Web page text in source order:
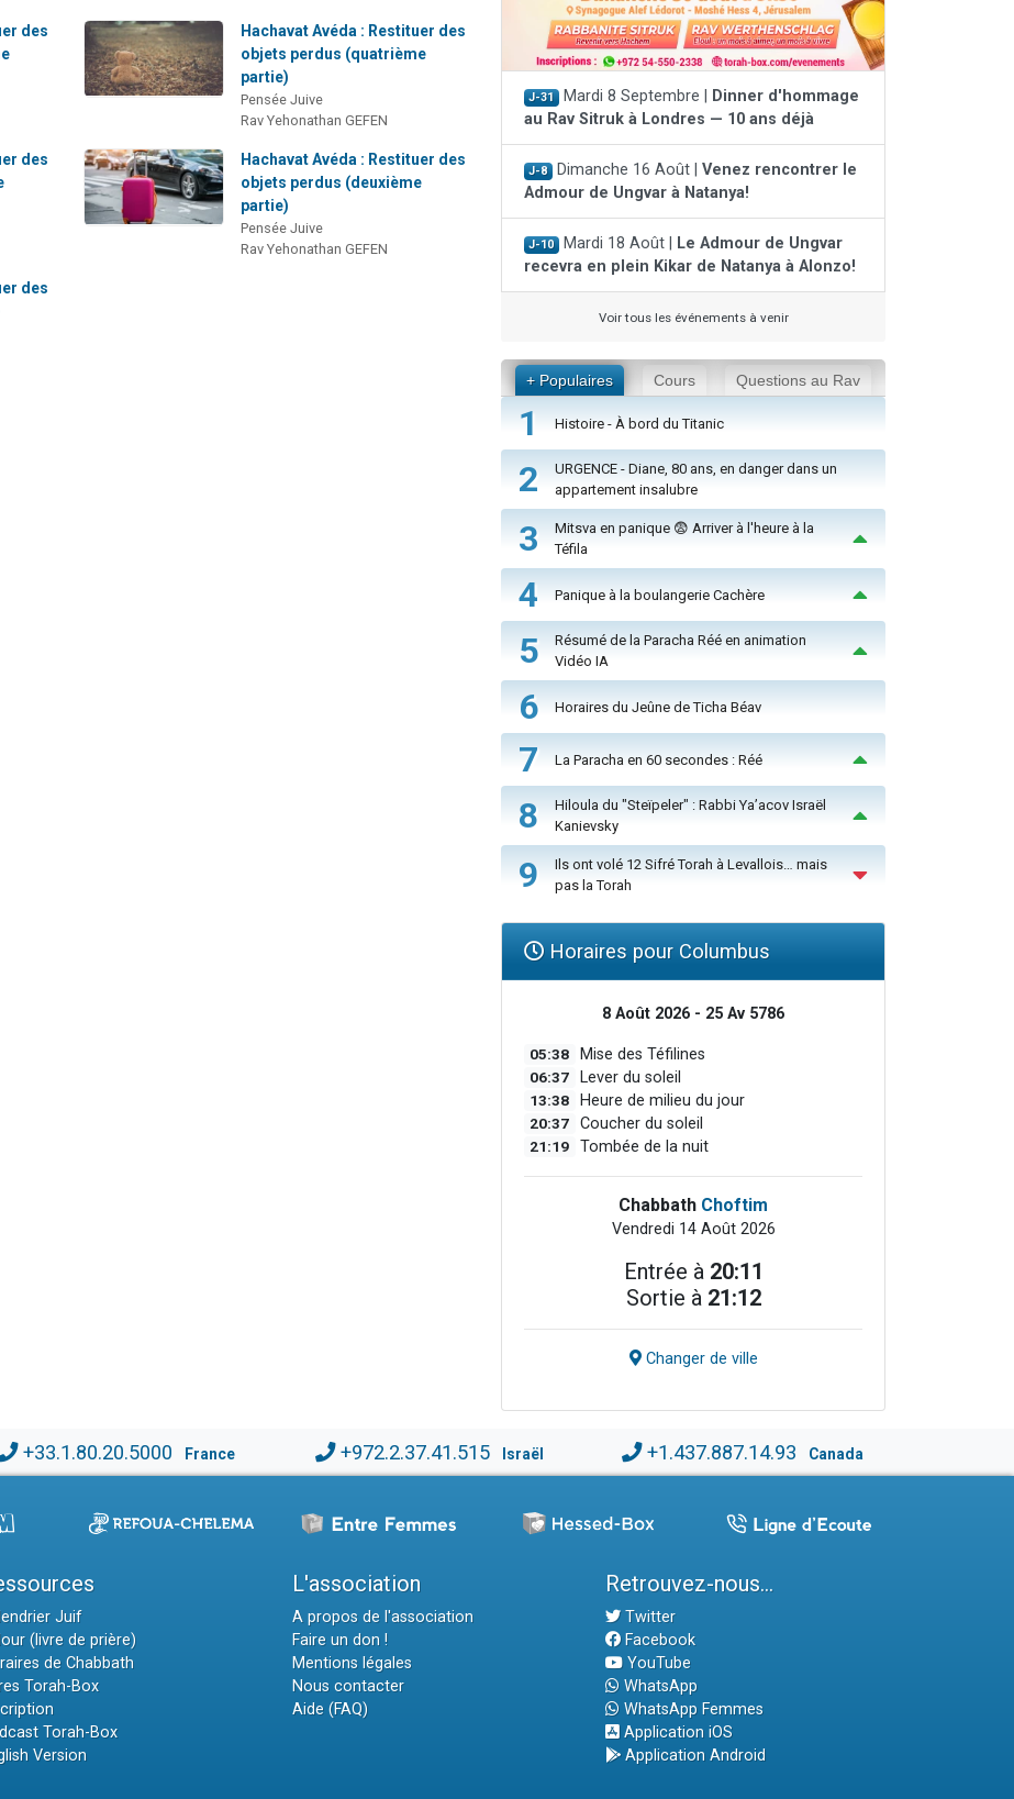
des
Hachavat Avéda : Restituer des
objets perdus (quatrième
partie)
Pensée Juive
Rav Yehonathan GEFEN
des
Hachavat Avéda : Restituer des
objets perdus (deuxième
partie)
Pensée Juive
Rav Yehonathan GEFEN
des
J-31 Mardi 8 Septembre |
Dinner d'hommage
au Rav Sitruk à Londres — 10 ans déjà
J-8 Dimanche 16 Août | Venez rencontrer le
Admour de Ungvar à Natanya!
J-10 Mardi 18 Août |
Le Admour de Ungvar
recevra en plein Kikar de Natanya à Alonzo!
Voir tous les événements à venir
+ Populaires Cours Questions au Rav
1 Histoire - À bord du Titanic
2
URGENCE - Diane, 80 ans, en danger dans un
appartement insalubre
3
Mitsva en panique 😨 Arriver à l'heure à la
Téfila
4 Panique à la boulangerie Cachère
5
Résumé de la Paracha Réé en animation
Vidéo IA
6 Horaires du Jeûne de Ticha Béav
7 La Paracha en 60 secondes : Réé
8
Hiloula du "Steïpeler" : Rabbi Ya’acov Israël
Kanievsky
9
Ils ont volé 12 Sifré Torah à Levallois… mais
pas la Torah
Horaires pour Columbus
8 Août 2026 - 25 Av 5786
05:38 Mise des Téfilines
06:37 Lever du soleil
13:38 Heure de milieu du jour
20:37 Coucher du soleil
21:19 Tombée de la nuit
Chabbath Choftim
Vendredi 14 Août 2026
Entrée à 20:11
Sortie à 21:12
Changer de ville
+33.1.80.20.5000 France +972.2.37.41.515 Israël +1.437.887.14.93 Canada
Juif
(livre de prière)
de Chabbath
Torah-Box
Torah-Box
Version
L'association
A propos de l'association
Faire un don !
Mentions légales
Nous contacter
Aide (FAQ)
Retrouvez-nous...
Twitter
Facebook
YouTube
WhatsApp
WhatsApp Femmes
Application iOS
Application Android